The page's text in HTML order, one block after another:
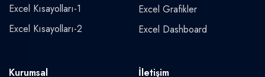
Excel Kısayolları-1
Excel Kısayolları-2
Excel Grafikler
Excel Dashboard
Kurumsal
İletişim